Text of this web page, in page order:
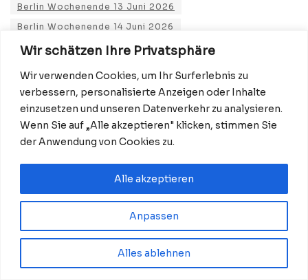
Wir schätzen Ihre Privatsphäre
Wir verwenden Cookies, um Ihr Surferlebnis zu
verbessern, personalisierte Anzeigen oder Inhalte
einzusetzen und unseren Datenverkehr zu analysieren.
Wenn Sie auf „Alle akzeptieren" klicken, stimmen Sie
der Anwendung von Cookies zu.
Anpassen
Alles ablehnen
Alle akzeptieren
Berlin Wochenende 13 Juni 2026
Berlin Wochenende 14 Juni 2026
Berlin Wochenendtipps Juni 2026
Brandenburger Landpartie 2026
Deine Freunde Berlin 2026
Events Berlin Juni 2026
Familienevents Berlin Juni
Familiensportfest Berlin 2026
Food Festival Berlin Juni
FREIRAUM KUNST Schloss Bellevue
Musikfestspiele Potsdam Sanssouci 2026